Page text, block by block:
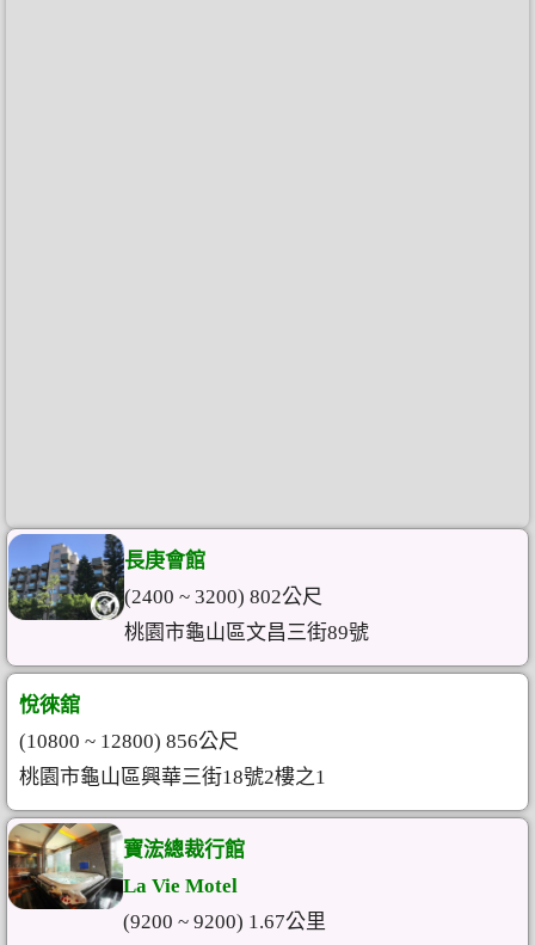
長庚會館
(2400 ~ 3200) 802公尺
桃園市龜山區文昌三街89號
悅徠舘
(10800 ~ 12800) 856公尺
桃園市龜山區興華三街18號2樓之1
寶浤總裁行館
La Vie Motel
(9200 ~ 9200) 1.67公里